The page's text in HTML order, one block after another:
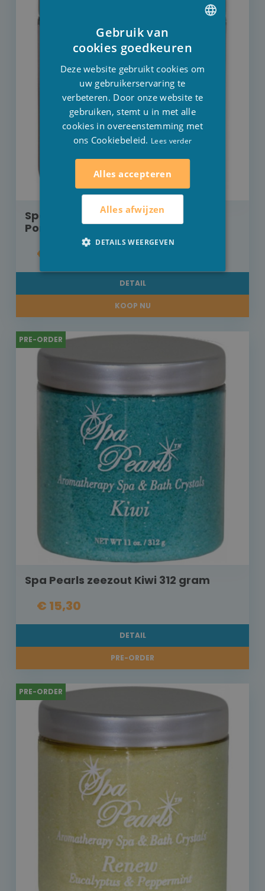
Spa Pearls zeezout Harmony
Pomegranate 312 gram
€ 15,30
DETAIL
KOOP NU
PRE-ORDER
Spa Pearls zeezout Kiwi 312 gram
€ 15,30
DETAIL
PRE-ORDER
PRE-ORDER
ENGLISH
Gebruik van
cookies goedkeuren
Deze website gebruikt cookies om
uw gebruikerservaring te
verbeteren. Door onze website te
gebruiken, stemt u in met alle
cookies in overeenstemming met
ons Cookiebeleid. Lees verder
Alles accepteren
Alles afwijzen
DETAILS WEERGEVEN